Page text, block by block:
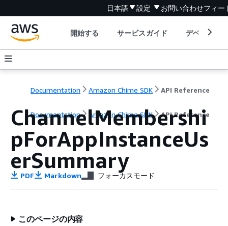
日本語 設定 お問い合わせフィー
開始する サービスガイド デベロッパ
Documentation Amazon Chime SDK API Reference
Documentation Amazon Chime SDK API Reference
ChannelMembershi
pForAppInstanceUs
erSummary
PDF Markdown フォーカスモード
このページの内容